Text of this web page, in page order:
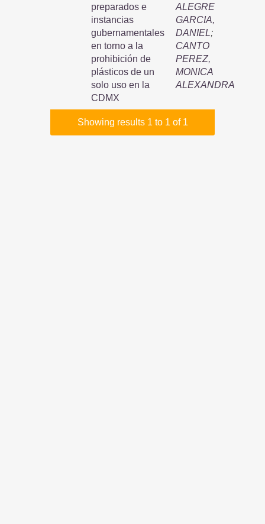
preparados e
instancias
gubernamentales
en torno a la
prohibición de
plásticos de un
solo uso en la
CDMX
ALEGRE
GARCIA,
DANIEL;
CANTO
PEREZ,
MONICA
ALEXANDRA
Showing results 1 to 1 of 1